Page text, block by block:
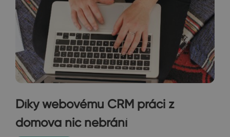
Díky webovému CRM práci z
domova nic nebrání